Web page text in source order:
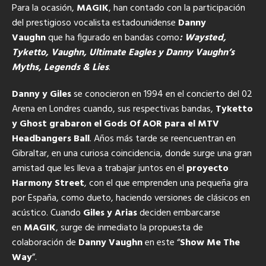
Para la ocasión, MAGIK, han contado con la participación
del prestigioso vocalista estadounidense Danny
Vaughnque ha figurado en bandas como: Waysted,
Tyketto, Vaughn, Ultimate Eagles y Danny Vaughn’s
Myths, Legends & Lies.
Danny y Gilesse conocieron en 1994 en el concierto del 02
Arena en Londres cuando, sus respectivas bandas, Tyketto
y Ghost grabaron el Gods Of AOR para el MTV
Headbangers Ball. Años más tarde se reencuentran en
Gibraltar, en una curiosa coincidencia, donde surge una gran
amistad que les lleva a trabajar juntos en el proyecto
Harmony Street, con el que emprenden una pequeña gira
por España, como dueto, haciendo versiones de clásicos en
acústico. Cuando Giles y Ariasdeciden embarcarse
en MAGIK, surge de inmediato la propuesta de
colaboración de Danny Vaughnen este “Show Me The
Way”.